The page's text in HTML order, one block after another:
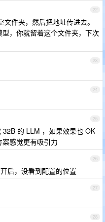
22
件夹，然后把地址传进去。
，你就留着这个文件夹，下次
23
24
25
的 LLM ，如果效果也 OK
感觉更有吸引力
26
后，没看到配置的位置
27
28